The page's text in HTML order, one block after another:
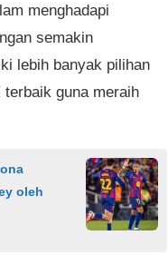
menghadapi
semakin
lebih banyak pilihan
guna meraih
oleh